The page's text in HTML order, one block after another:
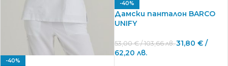
-40%
-40%
Дамски панталон BARCO
UNIFY
53,00€/ 103,66 лв.31,80 €/
62,20 лв.